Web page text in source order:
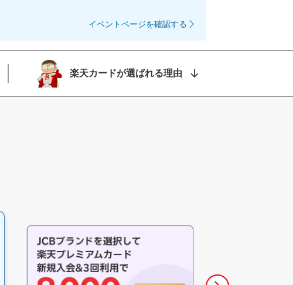
イベントページを確認する
楽天カードが選ばれる理由